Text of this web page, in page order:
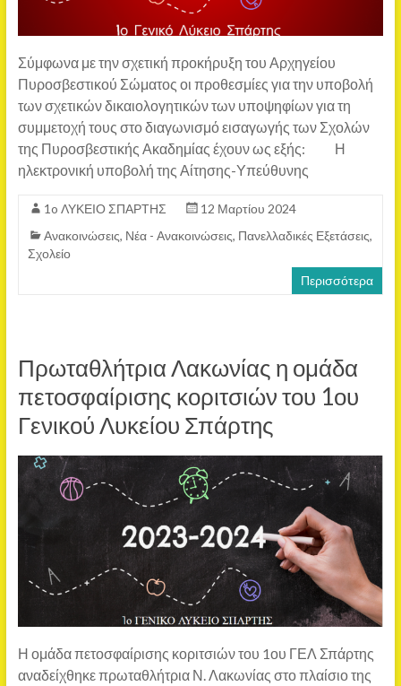
Σύμφωνα με την σχετική προκήρυξη του Αρχηγείου
Πυροσβεστικού Σώματος οι προθεσμίες για την υποβολή
των σχετικών δικαιολογητικών των υποψηφίων για τη
συμμετοχή τους στο διαγωνισμό εισαγωγής των Σχολών
της Πυροσβεστικής Ακαδημίας έχουν ως εξής: Η
ηλεκτρονική υποβολή της Αίτησης-Υπεύθυνης
1o ΛΥΚΕΙΟ ΣΠΑΡΤΗΣ
12 Μαρτίου 2024
Ανακοινώσεις, Νέα - Ανακοινώσεις, Πανελλαδικές Εξετάσεις,
Σχολείο
Περισσότερα
Πρωταθλήτρια Λακωνίας η ομάδα
πετοσφαίρισης κοριτσιών του 1ου
Γενικού Λυκείου Σπάρτης
Η ομάδα πετοσφαίρισης κοριτσιών του 1ου ΓΕΛ Σπάρτης
αναδείχθηκε πρωταθλήτρια Ν. Λακωνίας στο πλαίσιο της